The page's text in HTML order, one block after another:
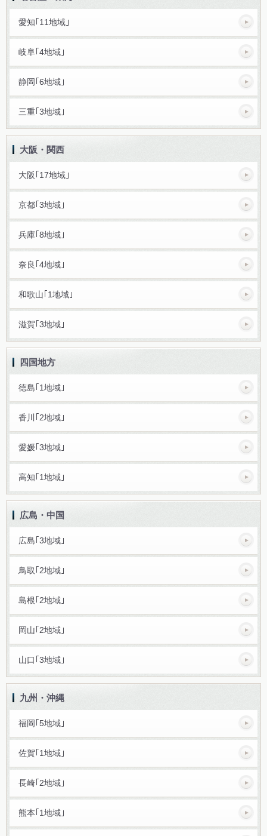
愛知｢11地域｣
岐阜｢4地域｣
静岡｢6地域｣
三重｢3地域｣
大阪・関西
大阪｢17地域｣
京都｢3地域｣
兵庫｢8地域｣
奈良｢4地域｣
和歌山｢1地域｣
滋賀｢3地域｣
四国地方
徳島｢1地域｣
香川｢2地域｣
愛媛｢3地域｣
高知｢1地域｣
広島・中国
広島｢3地域｣
鳥取｢2地域｣
島根｢2地域｣
岡山｢2地域｣
山口｢3地域｣
九州・沖縄
福岡｢5地域｣
佐賀｢1地域｣
長崎｢2地域｣
熊本｢1地域｣